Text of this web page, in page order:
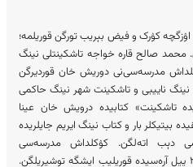
کۉرک و فیض بېریب تورگن قوریلمه؛
محمد صالح قاره خواجه تاشکینتلی نینگ
مدرسه‌سی‌نی دوریش خان قوردیرگن
ناییبی و تاشکینت شهر نینگ حاکمی
تاشکینت» کتابیده درویش خان عینا
بیتیکلر بار و کتاب نینگ ایریم جایلریده
دېب اته‌لگن. کۉکلداش مدرسه‌سی
۱۵۷۵-۱۵۵۱ ییللری آره‌لیگیده، یعنی ۲۴ ییل آره‌سیده قوریلیب ایشگه توشیریلگن.